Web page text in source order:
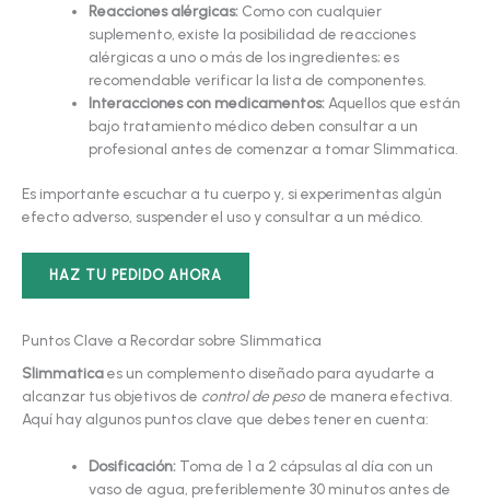
Reacciones alérgicas: Como con cualquier
suplemento, existe la posibilidad de reacciones
alérgicas a uno o más de los ingredientes; es
recomendable verificar la lista de componentes.
Interacciones con medicamentos: Aquellos que están
bajo tratamiento médico deben consultar a un
profesional antes de comenzar a tomar Slimmatica.
Es importante escuchar a tu cuerpo y, si experimentas algún
efecto adverso, suspender el uso y consultar a un médico.
HAZ TU PEDIDO AHORA
Puntos Clave a Recordar sobre Slimmatica
Slimmaticaes un complemento diseñado para ayudarte a
alcanzar tus objetivos de control de peso de manera efectiva.
Aquí hay algunos puntos clave que debes tener en cuenta:
Dosificación: Toma de 1 a 2 cápsulas al día con un
vaso de agua, preferiblemente 30 minutos antes de